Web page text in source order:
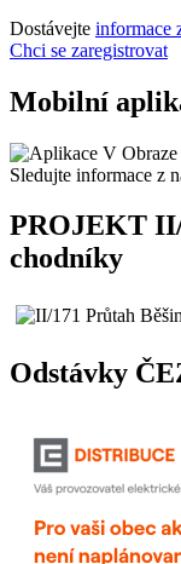
Dostávejte informace
Chci se zaregistrovat
Mobilní
Sledujte informace z
PROJEKT
chodníky
Odstávky